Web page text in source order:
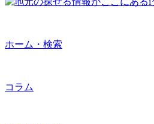
ホーム・検索
コラム